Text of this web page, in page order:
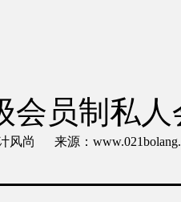
会员制私
风尚 来源：